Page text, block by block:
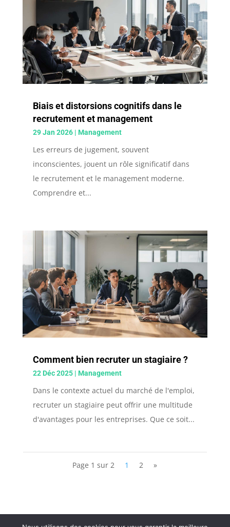
Biais et distorsions cognitifs dans le
recrutement et management
29 Jan 2026| Management
Les erreurs de jugement, souvent
inconscientes, jouent un rôle significatif dans
le recrutement et le management moderne.
Comprendre et...
Comment bien recruter un stagiaire ?
22 Déc 2025| Management
Dans le contexte actuel du marché de l'emploi,
recruter un stagiaire peut offrir une multitude
d'avantages pour les entreprises. Que ce soit...
Page 1 sur 2 1 2 »